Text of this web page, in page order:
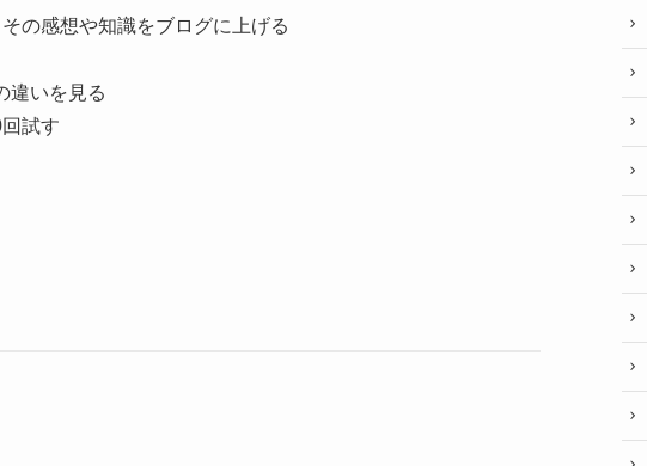
の感想や知識をブログに上げる
違いを見る
試す